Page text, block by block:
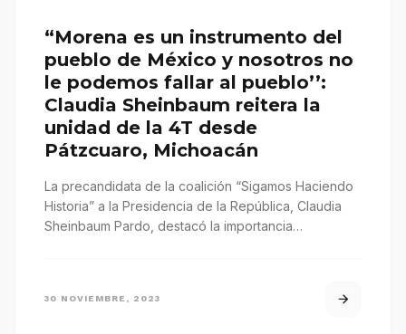
“Morena es un instrumento del
pueblo de México y nosotros no
le podemos fallar al pueblo’’:
Claudia Sheinbaum reitera la
unidad de la 4T desde
Pátzcuaro, Michoacán
La precandidata de la coalición “Sigamos Haciendo
Historia” a la Presidencia de la República, Claudia
Sheinbaum Pardo, destacó la importancia…
30 NOVIEMBRE, 2023